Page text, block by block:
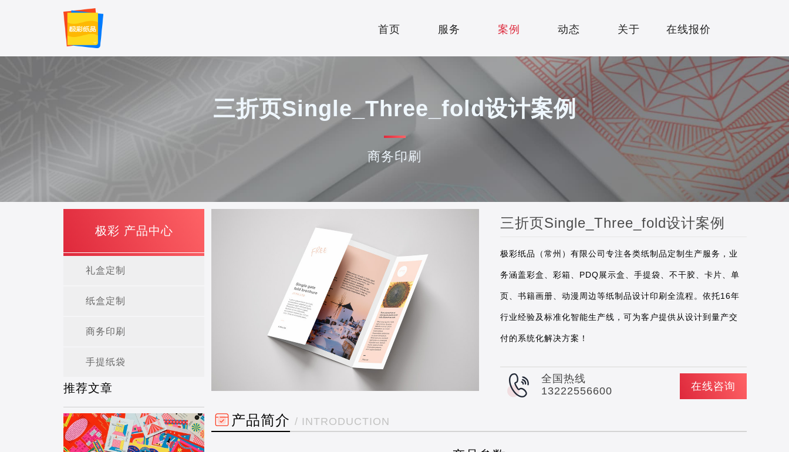
首页
服务
案例
动态
关于
在线报价
三折页Single_Three_fold设计案例
商务印刷
三折页Single_Three_fold设计案例
极彩纸品（常州）有限公司专注各类纸制品定制生产服务，业
务涵盖彩盒、彩箱、PDQ展示盒、手提袋、不干胶、卡片、单
页、书籍画册、动漫周边等纸制品设计印刷全流程。依托16年
行业经验及标准化智能生产线，可为客户提供从设计到量产交
付的系统化解决方案！
在线咨询
全国热线
13222556600
产品简介 / INTRODUCTION
极彩 产品中心
礼盒定制
纸盒定制
商务印刷
手提纸袋
推荐文章